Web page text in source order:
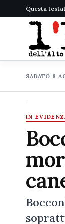
Questa
SABATO 8
IN